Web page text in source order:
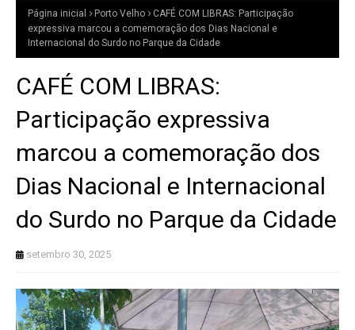
Página inicial Porto Velho
CAFÉ COM LIBRAS: Participação
expressiva marcou a comemoração dos Dias Nacional e
Internacional do Surdo no Parque da Cidade
CAFÉ COM LIBRAS:
Participação expressiva
marcou a comemoração dos
Dias Nacional e Internacional
do Surdo no Parque da Cidade
setembro 30, 2025